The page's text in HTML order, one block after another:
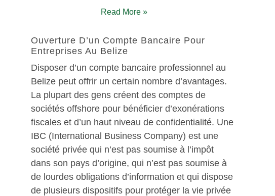
Read More »
Ouverture D’un Compte Bancaire Pour
Entreprises Au Belize
Disposer d’un compte bancaire professionnel au
Belize peut offrir un certain nombre d’avantages.
La plupart des gens créent des comptes de
sociétés offshore pour bénéficier d’exonérations
fiscales et d’un haut niveau de confidentialité. Une
IBC (International Business Company) est une
société privée qui n’est pas soumise à l’impôt
dans son pays d’origine, qui n’est pas soumise à
de lourdes obligations d’information et qui dispose
de plusieurs dispositifs pour protéger la vie privée